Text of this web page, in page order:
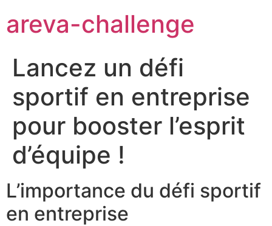
areva-challenge
Lancez un défi
sportif en entreprise
pour booster l’esprit
d’équipe !
L’importance du défi sportif
en entreprise